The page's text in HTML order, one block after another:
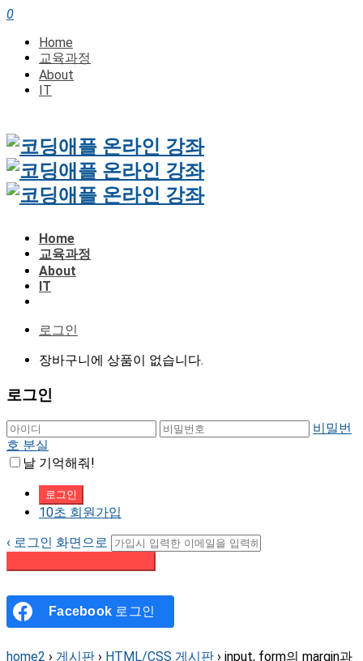
0
Home
교육과정
About
IT
Home
교육과정
About
IT
로그인
장바구니에 상품이 없습니다.
로그인
비밀번
호 분실
날 기억해줘!
10초 회원가입
‹ 로그인 화면으로
Facebook 로그인
home2 › 게시판 › HTML/CSS 게시판 › input, form의 margin과